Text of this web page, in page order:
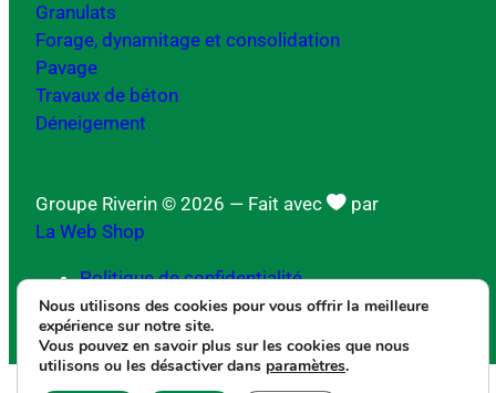
Granulats
Forage, dynamitage et consolidation
Pavage
Travaux de béton
Déneigement
Groupe Riverin © 2026 — Fait avec
par
La Web Shop
Politique de confidentialité
Nous utilisons des cookies pour vous offrir la meilleure
expérience sur notre site.
Vous pouvez en savoir plus sur les cookies que nous
utilisons ou les désactiver dans paramètres.